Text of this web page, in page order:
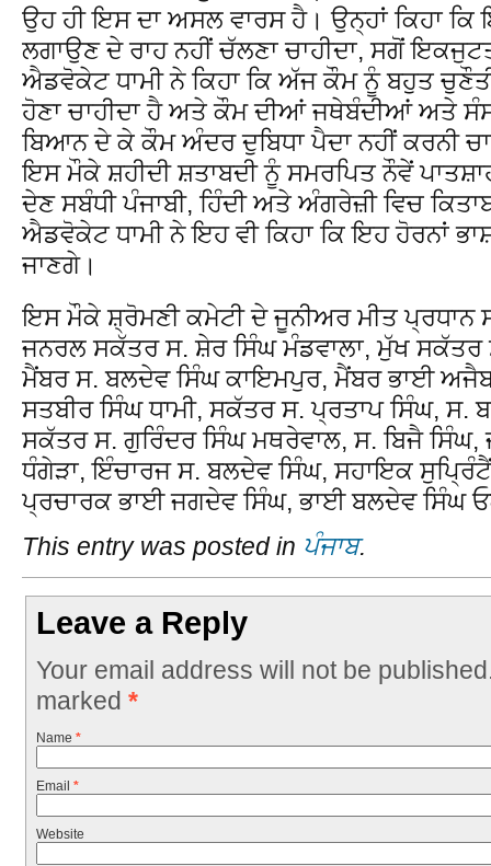
ਉਹ ਹੀ ਇਸ ਦਾ ਅਸਲ ਵਾਰਸ ਹੈ। ਉਨ੍ਹਾਂ ਕਿਹਾ ਕਿ
ਲਗਾਉਣ ਦੇ ਰਾਹ ਨਹੀਂ ਚੱਲਣਾ ਚਾਹੀਦਾ, ਸਗੋਂ
ਐਡਵੋਕੇਟ ਧਾਮੀ ਨੇ ਕਿਹਾ ਕਿ ਅੱਜ ਕੌਮ ਨੂੰ ਬਹੁਤ
ਹੋਣਾ ਚਾਹੀਦਾ ਹੈ ਅਤੇ ਕੌਮ ਦੀਆਂ ਜਥੇਬੰਦੀਆਂ ਅਤੇ
ਬਿਆਨ ਦੇ ਕੇ ਕੌਮ ਅੰਦਰ ਦੁਬਿਧਾ ਪੈਦਾ ਨਹੀਂ ਕਰਨੀ
ਇਸ ਮੌਕੇ ਸ਼ਹੀਦੀ ਸ਼ਤਾਬਦੀ ਨੂੰ ਸਮਰਪਿਤ ਨੌਵੇਂ
ਦੇਣ ਸਬੰਧੀ ਪੰਜਾਬੀ, ਹਿੰਦੀ ਅਤੇ ਅੰਗਰੇਜ਼ੀ ਵਿਚ
ਐਡਵੋਕੇਟ ਧਾਮੀ ਨੇ ਇਹ ਵੀ ਕਿਹਾ ਕਿ ਇਹ ਹੋਰਨਾਂ
ਜਾਣਗੇ।
ਇਸ ਮੌਕੇ ਸ਼੍ਰੋਮਣੀ ਕਮੇਟੀ ਦੇ ਜੂਨੀਅਰ ਮੀਤ
ਜਨਰਲ ਸਕੱਤਰ ਸ. ਸ਼ੇਰ ਸਿੰਘ ਮੰਡਵਾਲਾ, ਮੁੱਖ
ਮੈਂਬਰ ਸ. ਬਲਦੇਵ ਸਿੰਘ ਕਾਇਮਪੁਰ, ਮੈਂਬਰ ਭਾਈ
ਸਤਬੀਰ ਸਿੰਘ ਧਾਮੀ, ਸਕੱਤਰ ਸ. ਪ੍ਰਤਾਪ ਸਿੰਘ, ਸ.
ਸਕੱਤਰ ਸ. ਗੁਰਿੰਦਰ ਸਿੰਘ ਮਥਰੇਵਾਲ, ਸ. ਬਿਜੈ
ਧੰਗੇੜਾ, ਇੰਚਾਰਜ ਸ. ਬਲਦੇਵ ਸਿੰਘ, ਸਹਾਇਕ
ਪ੍ਰਚਾਰਕ ਭਾਈ ਜਗਦੇਵ ਸਿੰਘ, ਭਾਈ ਬਲਦੇਵ ਸਿੰਘ
This entry was posted in ਪੰਜਾਬ.
Leave a Reply
Your email address will not be
marked *
Name *
Email *
Website